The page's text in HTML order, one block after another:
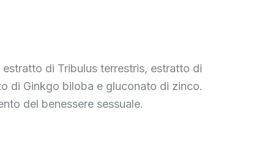
di Tribulus terrestris, estratto di
di Ginkgo biloba e gluconato di zinco.
del benessere sessuale.